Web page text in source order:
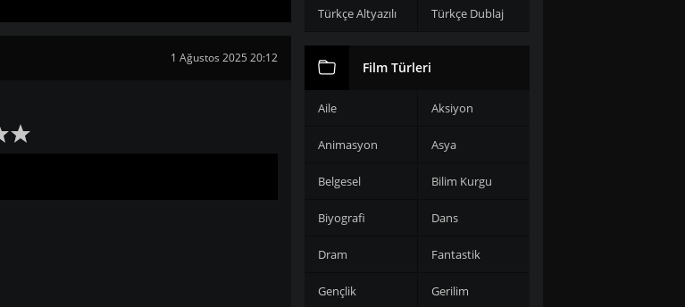
1 Ağustos 2025 20:12
Türkçe Altyazılı Türkçe Dublaj
Film Türleri
Aile Aksiyon
Animasyon Asya
Belgesel Bilim Kurgu
Biyografi Dans
Dram Fantastik
Gençlik Gerilim